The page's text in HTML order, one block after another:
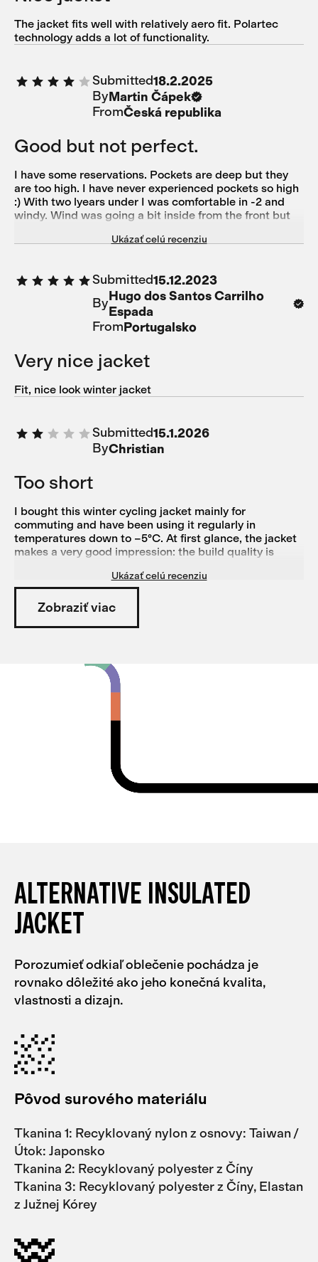
The jacket fits well with relatively aero fit. Polartec
technology adds a lot of functionality.
Submitted18.2.2025
ByMartin Čápek
FromČeská republika
Good but not perfect.
I have some reservations. Pockets are deep but they
are too high. I have never experienced pockets so high
:) With two lyears under I was comfortable in -2 and
windy. Wind was going a bit inside from the front but
the back. Jacket is very very short if I compare the
here. I do like long sleeves as I have long hands.
181/70kg and size S fit is OK.
Ukázať celú recenziu
Submitted15.12.2023
ByHugo dos Santos Carrilho
Espada
FromPortugalsko
Very nice jacket
Fit, nice look winter jacket
Submitted15.1.2026
ByChristian
Too short
I bought this winter cycling jacket mainly for
commuting and have been using it regularly in
temperatures down to –5°C. At first glance, the jacket
makes a very good impression: the build quality is
durable and well made. Unfortunately, the jacket is not
well thought out for real winter conditions. The cut is
too short, especially at the back. While the front of the
down very quickly, which is a serious issue when riding
The material on the back is simply not suitable for sub-
zero conditions, offering insufficient insulation. As a
product. As it is, however, it does not provide the level
of protection one would expect from a winter cycling
Ukázať celú recenziu
Zobraziť viac
ALTERNATIVE INSULATED
JACKET
Porozumieť odkiaľ oblečenie pochádza je
rovnako dôležité ako jeho konečná kvalita,
vlastnosti a dizajn.
Pôvod surového materiálu
Tkanina 1: Recyklovaný nylon z osnovy: Taiwan /
Útok: Japonsko
Tkanina 2: Recyklovaný polyester z Číny
Tkanina 3: Recyklovaný polyester z Číny, Elastan
z Južnej Kórey